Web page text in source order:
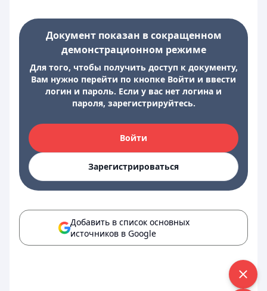
Документ показан в сокращенном
демонстрационном режиме
Для того, чтобы получить доступ к документу,
Вам нужно перейти по кнопке Войти и ввести
логин и пароль. Если у вас нет логина и
пароля, зарегистрируйтесь.
Войти
Зарегистрироваться
Добавить в список основных
источников в Google